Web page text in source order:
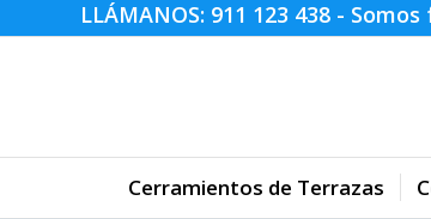
LLÁMANOS: 911 123 438 -
Cerramientos de Terrazas